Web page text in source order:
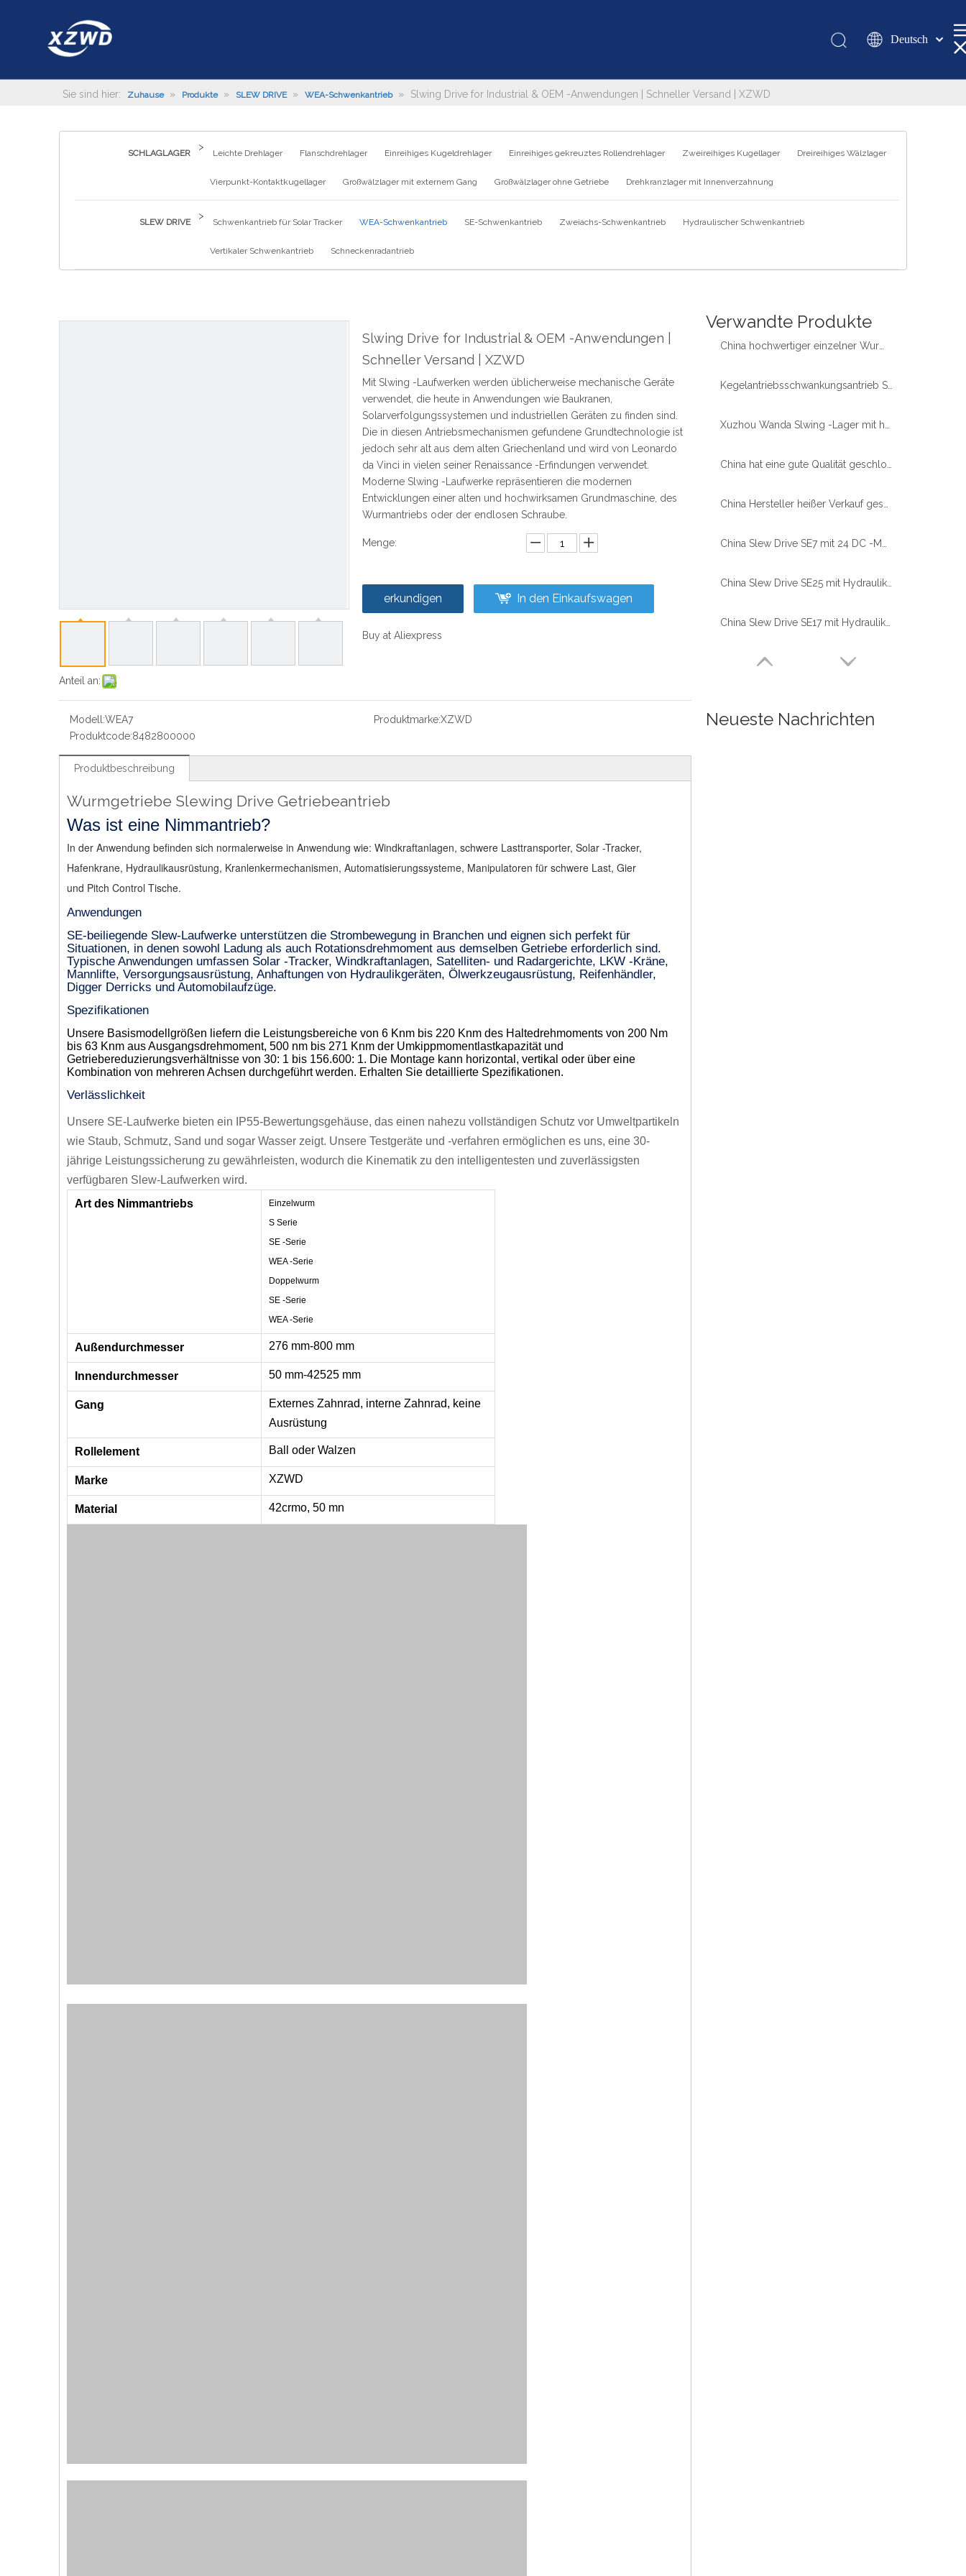
Deutsch
românesc
Français
Sie sind hier: Zuhause » Produkte » SLEW DRIVE » WEA-Schwenkantrieb » Slwing Drive for Industrial & OEM -Anwendungen | Schneller Versand | XZWD
SCHLAGLAGER
>
Leichte Drehlager Flanschdrehlager Einreihiges Kugeldrehlager Einreihiges gekreuztes Rollendrehlager Zweireihiges Kugellager Dreireihiges Wälzlager
Vierpunkt-Kontaktkugellager Großwälzlager mit externem Gang Großwälzlager ohne Getriebe Drehkranzlager mit Innenverzahnung
SLEW DRIVE
>
Schwenkantrieb für Solar Tracker WEA-Schwenkantrieb SE-Schwenkantrieb Zweiachs-Schwenkantrieb Hydraulischer Schwenkantrieb
Vertikaler Schwenkantrieb Schneckenradantrieb
Anteil an:
Slwing Drive for Industrial & OEM -Anwendungen |
Schneller Versand | XZWD
Mit Slwing -Laufwerken werden üblicherweise mechanische Geräte
verwendet, die heute in Anwendungen wie Baukranen,
Solarverfolgungssystemen und industriellen Geräten zu finden sind.
Die in diesen Antriebsmechanismen gefundene Grundtechnologie ist
jedoch sehr alt aus dem alten Griechenland und wird von Leonardo
da Vinci in vielen seiner Renaissance -Erfindungen verwendet.
Moderne Slwing -Laufwerke repräsentieren die modernen
Entwicklungen einer alten und hochwirksamen Grundmaschine, des
Wurmantriebs oder der endlosen Schraube.
Menge:
erkundigen In den Einkaufswagen
Buy at Aliexpress
Modell:WEA7 Produktmarke:XZWD
Produktcode:8482800000
Produktbeschreibung
Wurmgetriebe Slewing Drive Getriebeantrieb
Was ist eine Nimmantrieb?
In der Anwendung befinden sich normalerweise in Anwendung wie: Windkraftanlagen, schwere Lasttransporter, Solar -Tracker,
Hafenkrane, Hydraulikausrüstung, Kranlenkermechanismen, Automatisierungssysteme, Manipulatoren für schwere Last, Gier
und Pitch Control Tische.
Anwendungen
SE-beiliegende Slew-Laufwerke unterstützen die Strombewegung in Branchen und eignen sich perfekt für
Situationen, in denen sowohl Ladung als auch Rotationsdrehmoment aus demselben Getriebe erforderlich sind.
Typische Anwendungen umfassen Solar -Tracker, Windkraftanlagen, Satelliten- und Radargerichte, LKW -Kräne,
Mannlifte, Versorgungsausrüstung, Anhaftungen von Hydraulikgeräten, Ölwerkzeugausrüstung, Reifenhändler,
Digger Derricks und Automobilaufzüge.
Spezifikationen
Unsere Basismodellgrößen liefern die Leistungsbereiche von 6 Knm bis 220 Knm des Haltedrehmoments von 200 Nm
bis 63 Knm aus Ausgangsdrehmoment, 500 nm bis 271 Knm der Umkippmomentlastkapazität und
Getriebereduzierungsverhältnisse von 30: 1 bis 156.600: 1. Die Montage kann horizontal, vertikal oder über eine
Kombination von mehreren Achsen durchgeführt werden. Erhalten Sie detaillierte Spezifikationen.
Verlässlichkeit
Unsere SE-Laufwerke bieten ein IP55-Bewertungsgehäuse, das einen nahezu vollständigen Schutz vor Umweltpartikeln
wie Staub, Schmutz, Sand und sogar Wasser zeigt. Unsere Testgeräte und -verfahren ermöglichen es uns, eine 30-
jährige Leistungssicherung zu gewährleisten, wodurch die Kinematik zu den intelligentesten und zuverlässigsten
verfügbaren Slew-Laufwerken wird.
Art des Nimmantriebs
Einzelwurm
S Serie
SE -Serie
WEA -Serie
Doppelwurm
SE -Serie
WEA -Serie
Außendurchmesser 276 mm-800 mm
Innendurchmesser 50 mm-42525 mm
Gang
Externes Zahnrad, interne Zahnrad, keine
Ausrüstung
Rollelement Ball oder Walzen
Marke XZWD
Material 42crmo, 50 mn
Verwandte Produkte
Neueste Nachrichten